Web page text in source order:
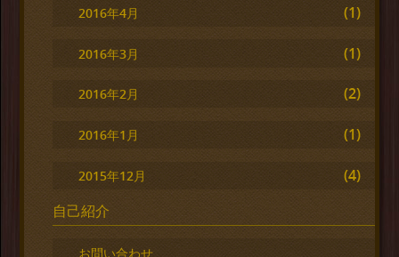
2016年4月 (1)
2016年3月 (1)
2016年2月 (2)
2016年1月 (1)
2015年12月
(4)
自己紹介
お問い合わせ